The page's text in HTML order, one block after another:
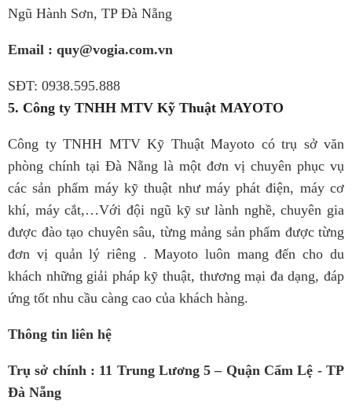
Ngũ Hành Sơn, TP Đà Nẵng
Email : quy@vogia.com.vn
SĐT: 0938.595.888
5. Công ty TNHH MTV Kỹ Thuật MAYOTO
Công ty TNHH MTV Kỹ Thuật Mayoto có trụ sở văn
phòng chính tại Đà Nẵng là một đơn vị chuyên phục vụ
các sản phẩm máy kỹ thuật như máy phát điện, máy cơ
khí, máy cắt,…Với đội ngũ kỹ sư lành nghề, chuyên gia
được đào tạo chuyên sâu, từng mảng sản phẩm được từng
đơn vị quản lý riêng . Mayoto luôn mang đến cho du
khách những giải pháp kỹ thuật, thương mại đa dạng, đáp
ứng tốt nhu cầu càng cao của khách hàng.
Thông tin liên hệ
Trụ sở chính : 11 Trung Lương 5 – Quận Cẩm Lệ - TP
Đà Nẵng